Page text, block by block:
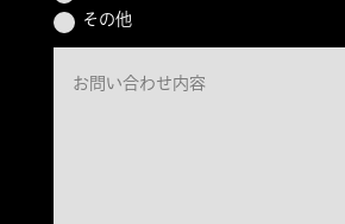
その他